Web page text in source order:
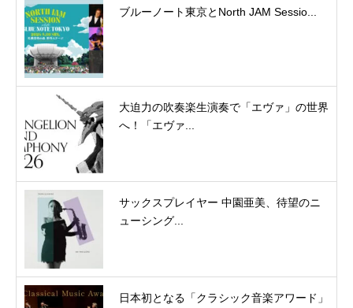
ブルーノート東京とNorth JAM Sessio...
大迫力の吹奏楽生演奏で「エヴァ」の世界
へ！「エヴァ...
サックスプレイヤー 中園亜美、待望のニ
ューシング...
日本初となる「クラシック音楽アワード」